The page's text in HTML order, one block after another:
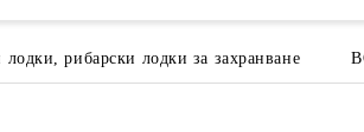
рибарски лодки за захранване